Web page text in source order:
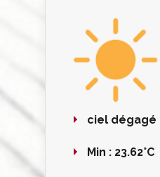
ciel dégagé
Min : 23.62°C